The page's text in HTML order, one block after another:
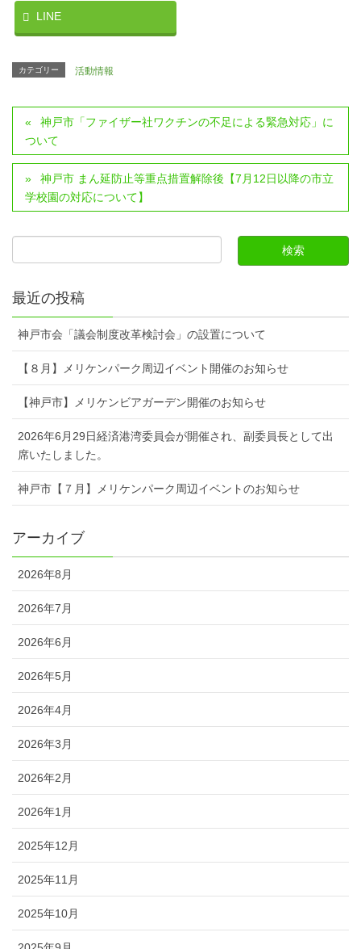
LINE
カテゴリー 活動情報
神戸市「ファイザー社ワクチンの不足による緊急対応」に
ついて
神戸市 まん延防止等重点措置解除後【7月12日以降の市立
学校園の対応について】
最近の投稿
神戸市会「議会制度改革検討会」の設置について
【８月】メリケンパーク周辺イベント開催のお知らせ
【神戸市】メリケンビアガーデン開催のお知らせ
2026年6月29日経済港湾委員会が開催され、副委員長として出
席いたしました。
神戸市【７月】メリケンパーク周辺イベントのお知らせ
アーカイブ
2026年8月
2026年7月
2026年6月
2026年5月
2026年4月
2026年3月
2026年2月
2026年1月
2025年12月
2025年11月
2025年10月